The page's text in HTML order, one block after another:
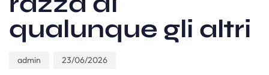
qualunque gli altri
admin 23/06/2026